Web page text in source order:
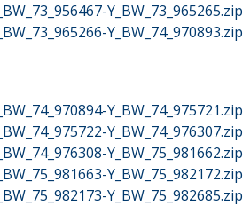
Y_BW_73_965265.zip
Y_BW_74_970893.zip
Y_BW_74_975721.zip
Y_BW_74_976307.zip
Y_BW_75_981662.zip
Y_BW_75_982172.zip
Y_BW_75_982685.zip